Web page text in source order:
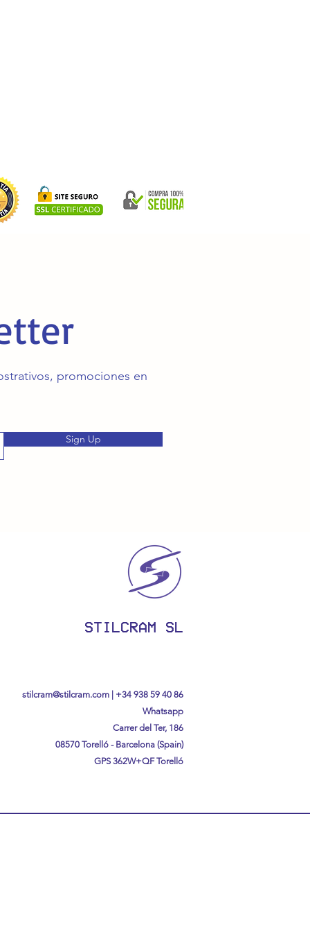
promociones en
Sign Up
STILCRAM SL
stilcram@stilcram.com
+34 938 59 40 86
Whatsapp
Carrer del Ter, 186
08570 Torelló - Barcelona (Spain)
GPS 362W+QF Torelló